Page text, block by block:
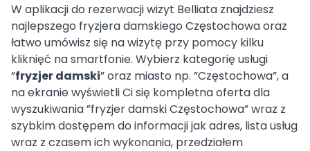
W aplikacji do rezerwacji wizyt Belliata znajdziesz
najlepszego fryzjera damskiego Częstochowa oraz
łatwo umówisz się na wizytę przy pomocy kilku
kliknięć na smartfonie. Wybierz kategorię usługi
”fryzjer damski” oraz miasto np. ”Częstochowa”, a
na ekranie wyświetli Ci się kompletna oferta dla
wyszukiwania ”fryzjer damski Częstochowa” wraz z
szybkim dostępem do informacji jak adres, lista usług
wraz z czasem ich wykonania, przedziałem